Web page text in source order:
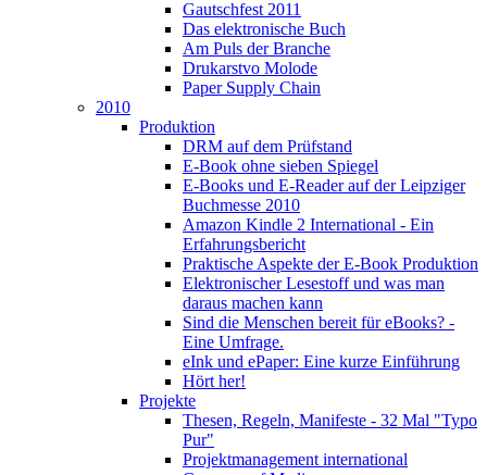
Gautschfest 2011
Das elektronische Buch
Am Puls der Branche
Drukarstvo Molode
Paper Supply Chain
2010
Produktion
DRM auf dem Prüfstand
E-Book ohne sieben Spiegel
E-Books und E-Reader auf der Leipziger
Buchmesse 2010
Amazon Kindle 2 International - Ein
Erfahrungsbericht
Praktische Aspekte der E-Book Produktion
Elektronischer Lesestoff und was man
daraus machen kann
Sind die Menschen bereit für eBooks? -
Eine Umfrage.
eInk und ePaper: Eine kurze Einführung
Hört her!
Projekte
Thesen, Regeln, Manifeste - 32 Mal "Typo
Pur"
Projektmanagement international